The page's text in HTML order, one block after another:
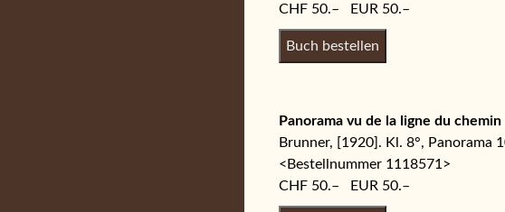
CHF 50.– EUR 50.–
Panorama vu de la ligne du
Brunner, [1920]. Kl. 8°, Panorama
<Bestellnummer 1118571>
CHF 50.– EUR 50.–